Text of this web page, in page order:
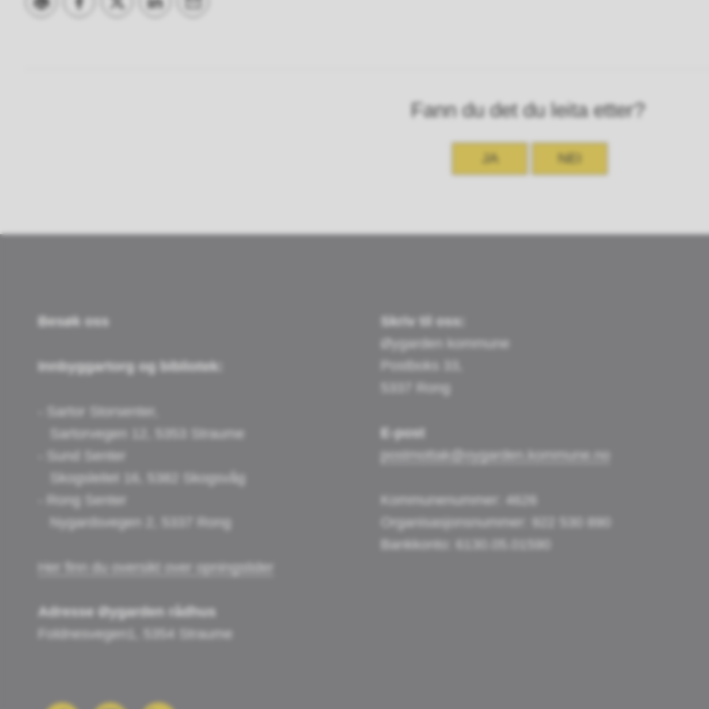
Fann du det du leita etter?
JA NEI
Besøk oss
Innbyggartorg og bibliotek:
- Sartor Storsenter,
Sartorvegen 12, 5353 Straume
- Sund Senter
Skogsleitet 16, 5382 Skogsvåg
- Rong Senter
Nygardsvegen 2, 5337 Rong
Her finn du oversikt over opningstider
Adresse Øygarden rådhus
Foldnesvegen1, 5354 Straume
Skriv til oss:
Øygarden kommune
Postboks 33,
5337 Rong
E-post
postmottak@oygarden.kommune.no
Kommunenummer: 4626
Organisasjonsnummer: 922 530 890
Bankkonto: 6130.05.01590